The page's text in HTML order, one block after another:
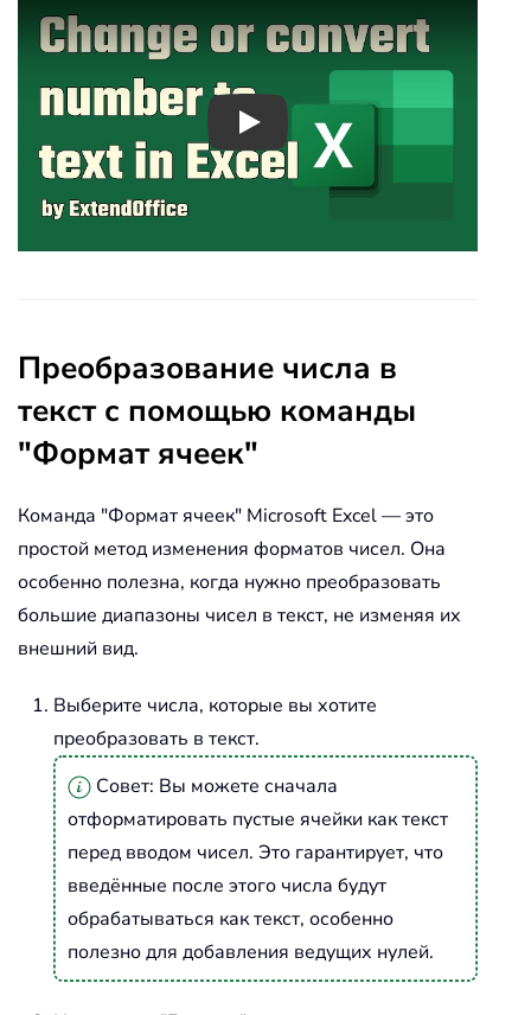
Play
Преобразование числа в
текст с помощью команды
"Формат ячеек"
Команда "Формат ячеек" Microsoft Excel — это
простой метод изменения форматов чисел. Она
особенно полезна, когда нужно преобразовать
большие диапазоны чисел в текст, не изменяя их
внешний вид.
Выберите числа, которые вы хотите
преобразовать в текст.
Совет: Вы можете сначала
отформатировать пустые ячейки как текст
перед вводом чисел. Это гарантирует, что
введённые после этого числа будут
обрабатываться как текст, особенно
полезно для добавления ведущих нулей.